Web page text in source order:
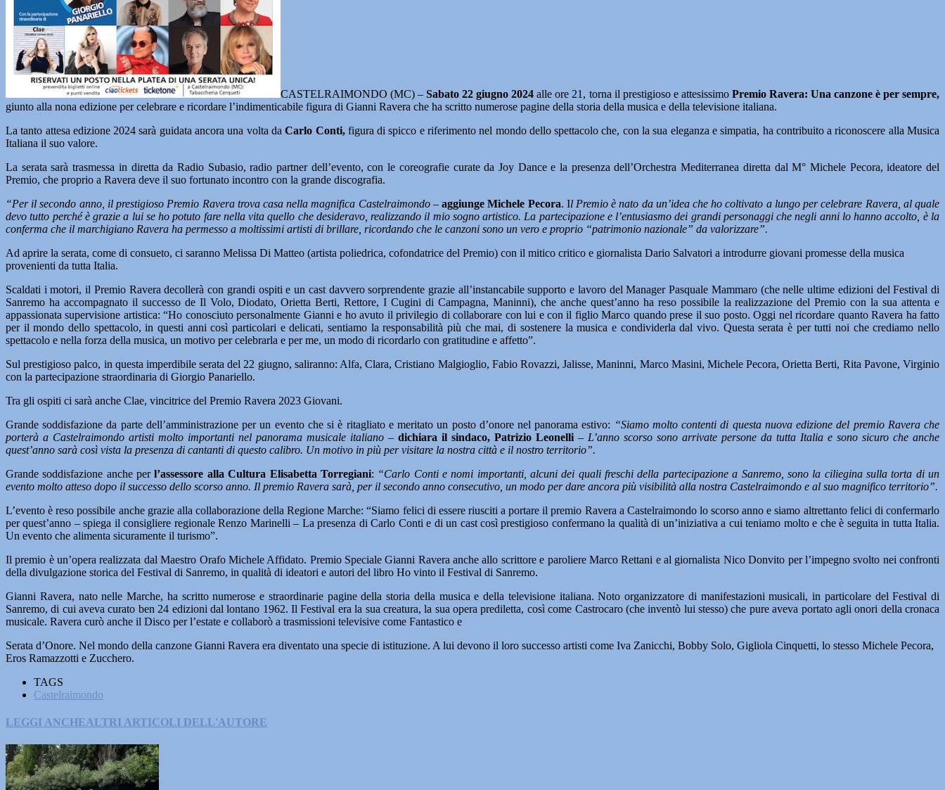
CASTELRAIMONDO (MC) –Sabato 22 giugno 2024 alle ore 21, torna il prestigioso e attesissimo Premio Ravera: Una canzone è per sempre,
giunto alla nona edizione per celebrare e ricordare l’indimenticabile figura di Gianni Ravera che ha scritto numerose pagine della storia della musica e della televisione italiana.
La tanto attesa edizione 2024 sarà guidata ancora una volta daCarlo Conti,figura di spicco e riferimento nel mondo dello spettacolo che, con la sua eleganza e simpatia, ha contribuito a riconoscere alla Musica
Italiana il suo valore.
La serata sarà trasmessa in diretta da Radio Subasio, radio partner dell’evento, con le coreografie curate da Joy Dance e la presenza dell’Orchestra Mediterranea diretta dal M° Michele Pecora, ideatore del
Premio, che proprio a Ravera deve il suo fortunato incontro con la grande discografia.
“Per il secondo anno, il prestigioso Premio Ravera trova casa nella magnifica Castelraimondo–aggiunge Michele Pecora. Il Premio è nato da un’idea che ho coltivato a lungo per celebrare Ravera, al quale
devo tutto perché è grazie a lui se ho potuto fare nella vita quello che desideravo, realizzando il mio sogno artistico. La partecipazione e l’entusiasmo dei grandi personaggi che negli anni lo hanno accolto, è la
conferma che il marchigiano Ravera ha permesso a moltissimi artisti di brillare, ricordando che le canzoni sono un vero e proprio “patrimonio nazionale” da valorizzare”.
Ad aprire la serata, come di consueto, ci saranno Melissa Di Matteo (artista poliedrica, cofondatrice del Premio) con il mitico critico e giornalista Dario Salvatori a introdurre giovani promesse della musica
provenienti da tutta Italia.
Scaldati i motori, il Premio Ravera decollerà con grandi ospiti e un cast davvero sorprendente grazie all’instancabile supporto e lavoro del Manager Pasquale Mammaro (che nelle ultime edizioni del Festival di
Sanremo ha accompagnato il successo de Il Volo, Diodato, Orietta Berti, Rettore, I Cugini di Campagna, Maninni), che anche quest’anno ha reso possibile la realizzazione del Premio con la sua attenta e
appassionata supervisione artistica: “Ho conosciuto personalmente Gianni e ho avuto il privilegio di collaborare con lui e con il figlio Marco quando prese il suo posto. Oggi nel ricordare quanto Ravera ha fatto
per il mondo dello spettacolo, in questi anni così particolari e delicati, sentiamo la responsabilità più che mai, di sostenere la musica e condividerla dal vivo. Questa serata è per tutti noi che crediamo nello
spettacolo e nella forza della musica, un motivo per celebrarla e per me, un modo di ricordarlo con gratitudine e affetto”.
Sul prestigioso palco, in questa imperdibile serata del 22 giugno, saliranno: Alfa, Clara, Cristiano Malgioglio, Fabio Rovazzi, Jalisse, Maninni, Marco Masini, Michele Pecora, Orietta Berti, Rita Pavone, Virginio
con la partecipazione straordinaria di Giorgio Panariello.
Tra gli ospiti ci sarà anche Clae, vincitrice del Premio Ravera 2023 Giovani.
Grande soddisfazione da parte dell’amministrazione per un evento che si è ritagliato e meritato un posto d’onore nel panorama estivo: “Siamo molto contenti di questa nuova edizione del premio Ravera che
porterà a Castelraimondo artisti molto importanti nel panorama musicale italiano – dichiara il sindaco, Patrizio Leonelli – L’anno scorso sono arrivate persone da tutta Italia e sono sicuro che anche
quest’anno sarà così vista la presenza di cantanti di questo calibro. Un motivo in più per visitare la nostra città e il nostro territorio”.
Grande soddisfazione anche perl’assessore alla Cultura Elisabetta Torregiani: “Carlo Conti e nomi importanti, alcuni dei quali freschi della partecipazione a Sanremo, sono la ciliegina sulla torta di un
evento molto atteso dopo il successo dello scorso anno. Il premio Ravera sarà, per il secondo anno consecutivo, un modo per dare ancora più visibilità alla nostra Castelraimondo e al suo magnifico territorio”.
L’evento è reso possibile anche grazie alla collaborazione della Regione Marche: “Siamo felici di essere riusciti a portare il premio Ravera a Castelraimondo lo scorso anno e siamo altrettanto felici di confermarlo
per quest’anno – spiega il consigliere regionale Renzo Marinelli – La presenza di Carlo Conti e di un cast così prestigioso confermano la qualità di un’iniziativa a cui teniamo molto e che è seguita in tutta Italia.
Un evento che alimenta sicuramente il turismo”.
Il premio è un’opera realizzata dal Maestro Orafo Michele Affidato. Premio Speciale Gianni Ravera anche allo scrittore e paroliere Marco Rettani e al giornalista Nico Donvito per l’impegno svolto nei confronti
della divulgazione storica del Festival di Sanremo, in qualità di ideatori e autori del libro Ho vinto il Festival di Sanremo.
Gianni Ravera, nato nelle Marche, ha scritto numerose e straordinarie pagine della storia della musica e della televisione italiana. Noto organizzatore di manifestazioni musicali, in particolare del Festival di
Sanremo, di cui aveva curato ben 24 edizioni dal lontano 1962. Il Festival era la sua creatura, la sua opera prediletta, così come Castrocaro (che inventò lui stesso) che pure aveva portato agli onori della cronaca
musicale. Ravera curò anche il Disco per l’estate e collaborò a trasmissioni televisive come Fantastico e
Serata d’Onore. Nel mondo della canzone Gianni Ravera era diventato una specie di istituzione. A lui devono il loro successo artisti come Iva Zanicchi, Bobby Solo, Gigliola Cinquetti, lo stesso Michele Pecora,
Eros Ramazzotti e Zucchero.
TAGS
Castelraimondo
LEGGI ANCHEALTRI ARTICOLI DELL'AUTORE